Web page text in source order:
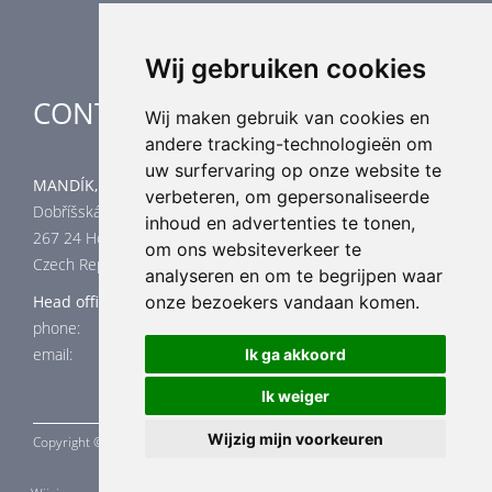
Wij gebruiken cookies
Wij maken gebruik van cookies en
andere tracking-technologieën om
uw surfervaring op onze website te
verbeteren, om gepersonaliseerde
inhoud en advertenties te tonen,
om ons websiteverkeer te
analyseren en om te begrijpen waar
onze bezoekers vandaan komen.
Ik ga akkoord
Ik weiger
Wijzig mijn voorkeuren
CONTACT
MANDÍK, a.s.
Dobříšská 550
267 24 Hostomice
Czech Republic
Head office
phone: +420 311 706 706
email: mandik@mandik.cz
Copyright © a.s. 2015 - 2026